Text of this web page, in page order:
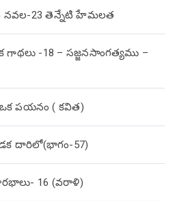
నవల-23 తెన్నేటి హేమలత
-18 – సజ్జనసాంగత్యము –
పయనం ( కవిత)
దారిలో(భాగం-57)
16 (వరాళి)